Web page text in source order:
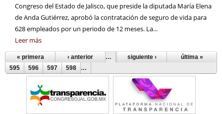
Congreso del Estado de Jalisco, que preside la diputada María Elena
de Anda Gutiérrez, aprobó la contratación de seguro de vida para
628 empleados por un periodo de 12 meses. La...
Leer más
Páginas
« primera ‹ anterior … 590 591 593
594
595
596 597 598 …
siguiente › última »